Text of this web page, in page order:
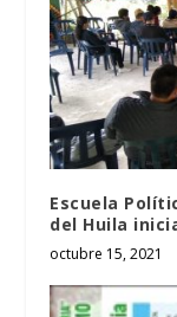
Escuela
del Huila
octubre 15, 2021